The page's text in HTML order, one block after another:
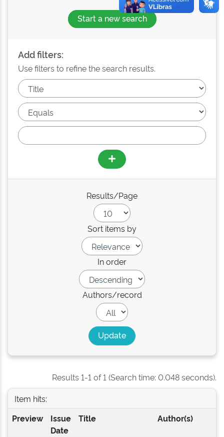
Start a new search
Add filters:
Use filters to refine the search results.
Results/Page
Sort items by
In order
Authors/record
Results 1-1 of 1 (Search time: 0.048 seconds).
Item hits:
Preview
Issue
Date
Title Author(s)